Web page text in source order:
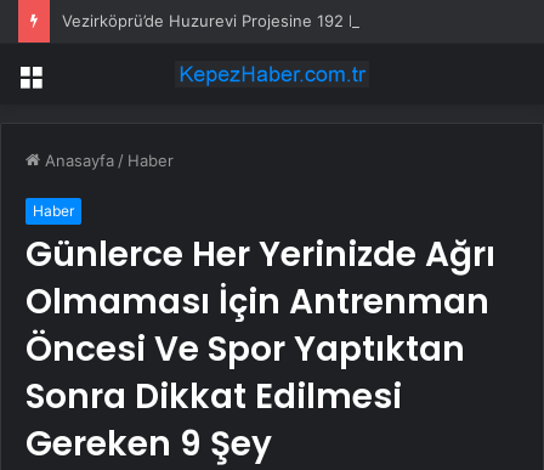
Vezirköprü’de Huzurevi Projesine 192 Milyon TL Destek
Menü
Anasayfa / Haber
Haber
Günlerce Her Yerinizde Ağrı
Olmaması İçin Antrenman
Öncesi Ve Spor Yaptıktan
Sonra Dikkat Edilmesi
Gereken 9 Şey